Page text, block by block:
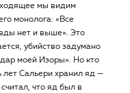
мы видим
монолога: «Все
нет и выше». Это
убийство задумано
моей Изоры». Но кто
лет Сальери хранил яд —
что яд был в